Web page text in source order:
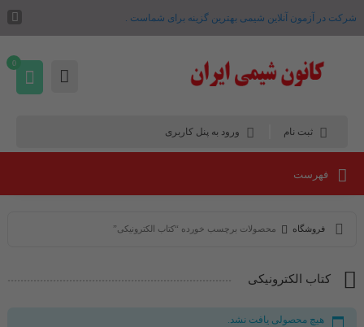
شرکت در آزمون آنلاین شیمی بهترین گزینه برای شماست .
ثبت نام ورود به پنل کاربری
0
فهرست
فروشگاه محصولات برچسب خورده “کتاب الکترونیکی”
کتاب الکترونیکی
هیچ محصولی یافت نشد.